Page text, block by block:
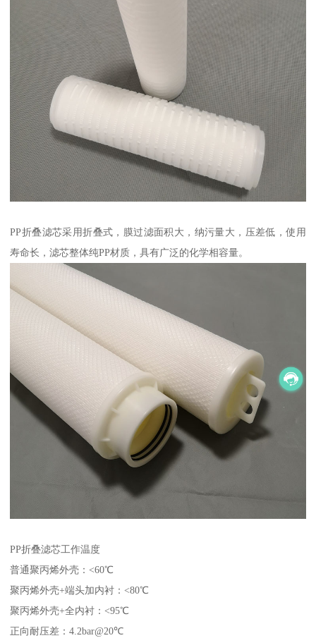
PP折叠滤芯采用折叠式，膜过滤面积大，纳污量大，压差低，使用
寿命长，滤芯整体纯PP材质，具有广泛的化学相容量。
PP折叠滤芯工作温度
普通聚丙烯外壳：<60℃
聚丙烯外壳+端头加内衬：<80℃
聚丙烯外壳+全内衬：<95℃
正向耐压差：4.2bar@20℃